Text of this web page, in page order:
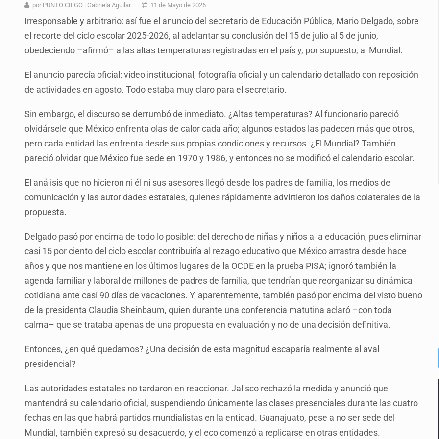
Ex policía es detenido por agresión y amenzas contra su pareja
Vecinos de Mirador de San Isidro denuncian tala; IJALVI lo niega
Reporta 627 acciones tras inundación en Balcones de Oblatos
Proponen consulta popular por desarrollo de vivienda en Mirador de San Isidro
Capturan a secuestradora buscada desde 2012
por PUNTO CIEGO | Gabriela Aguilar 11 de Mayo de 2026
Irresponsable y arbitrario: así fue el anuncio del secretario de Educación Pública, Mario Delgado, sobre
el recorte del ciclo escolar 2025-2026, al adelantar su conclusión del 15 de julio al 5 de junio,
obedeciendo –afirmó– a las altas temperaturas registradas en el país y, por supuesto, al Mundial.
El anuncio parecía oficial: video institucional, fotografía oficial y un calendario detallado con reposición
de actividades en agosto. Todo estaba muy claro para el secretario.
Sin embargo, el discurso se derrumbó de inmediato. ¿Altas temperaturas? Al funcionario pareció
olvidársele que México enfrenta olas de calor cada año; algunos estados las padecen más que otros,
pero cada entidad las enfrenta desde sus propias condiciones y recursos. ¿El Mundial? También
pareció olvidar que México fue sede en 1970 y 1986, y entonces no se modificó el calendario escolar.
El análisis que no hicieron ni él ni sus asesores llegó desde los padres de familia, los medios de
comunicación y las autoridades estatales, quienes rápidamente advirtieron los daños colaterales de la
propuesta.
Delgado pasó por encima de todo lo posible: del derecho de niñas y niños a la educación, pues eliminar
casi 15 por ciento del ciclo escolar contribuiría al rezago educativo que México arrastra desde hace
años y que nos mantiene en los últimos lugares de la OCDE en la prueba PISA; ignoró también la
agenda familiar y laboral de millones de padres de familia, que tendrían que reorganizar su dinámica
cotidiana ante casi 90 días de vacaciones. Y, aparentemente, también pasó por encima del visto bueno
de la presidenta Claudia Sheinbaum, quien durante una conferencia matutina aclaró –con toda
calma– que se trataba apenas de una propuesta en evaluación y no de una decisión definitiva.
Entonces, ¿en qué quedamos? ¿Una decisión de esta magnitud escaparía realmente al aval
presidencial?
Las autoridades estatales no tardaron en reaccionar. Jalisco rechazó la medida y anunció que
mantendrá su calendario oficial, suspendiendo únicamente las clases presenciales durante las cuatro
fechas en las que habrá partidos mundialistas en la entidad. Guanajuato, pese a no ser sede del
Mundial, también expresó su desacuerdo, y el eco comenzó a replicarse en otras entidades.